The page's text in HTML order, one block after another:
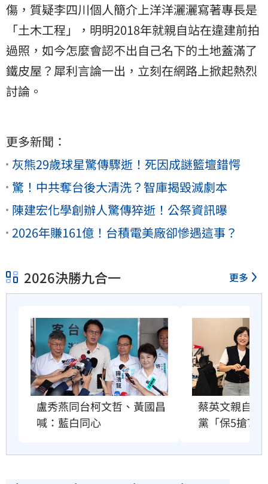
傷，質疑李四川個人簡介上洋洋灑灑寫著專長是
「土木工程」，明明2018年就親自站在違建前拍
過照，如今怎麼會認不出自己名下的土地蓋滿了
鐵皮屋？犀利言論一出，立刻在網路上掀起熱烈
討論。
更多新聞：
灰熊29歲球星驚傳驟逝！死因成謎籃壇錯愕
驚！中共奪台後大清洗？智庫揭毀滅劇本
陳建宏化學創辦人驚傳猝逝！公祭資訊曝
2026年賺161億！台積電美廠卻慘遇這事？
2026決勝九合一 更多
盧秀燕同台柯文哲、黃國昌
喊：藍白同心
蔡英文親自出
黨「保5搶7」